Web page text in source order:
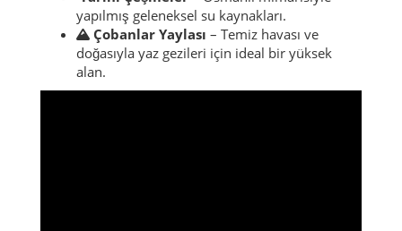
yapılmış geleneksel su kaynakları.
Çobanlar Yaylası – Temiz havası ve
doğasıyla yaz gezileri için ideal bir yüksek
alan.